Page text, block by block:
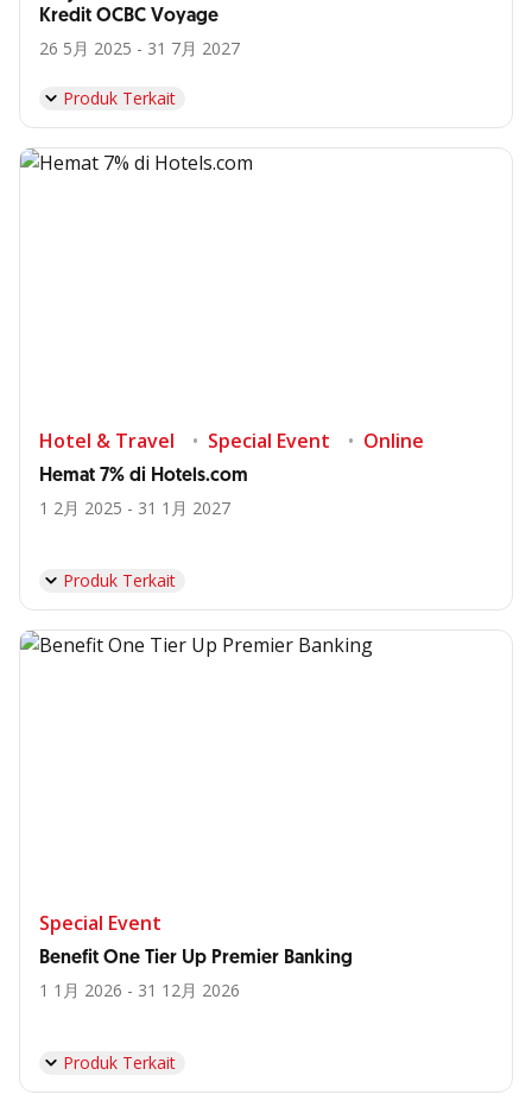
Kredit OCBC Voyage
26 5月 2025 - 31 7月 2027
Produk Terkait
Hotel & Travel Special Event Online
Hemat 7% di Hotels.com
1 2月 2025 - 31 1月 2027
Produk Terkait
Special Event
Benefit One Tier Up Premier Banking
1 1月 2026 - 31 12月 2026
Produk Terkait